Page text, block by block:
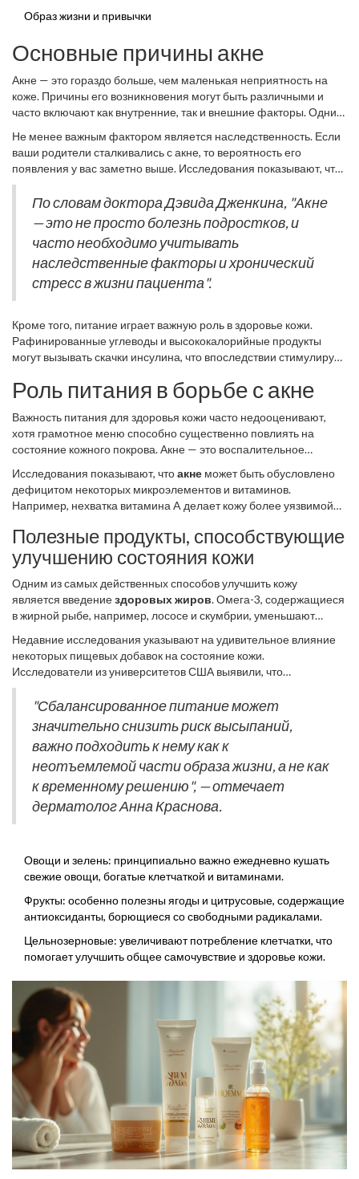
Образ жизни и привычки
Основные причины акне
Акне — это гораздо больше, чем маленькая неприятность на
коже. Причины его возникновения могут быть различными и
часто включают как внутренние, так и внешние факторы. Одним
особенно в периоды полового созревания или при некоторых
эндокринных нарушениях. В этот период организм активно
производит гормон андростендион, который влияет на
становится благоприятной средой для размножения бактерий,
что и приводит к воспалению кожи.
Не менее важным фактором является наследственность. Если
ваши родители сталкивались с акне, то вероятность его
появления у вас заметно выше. Исследования показывают, что
генетический фон оказывает значительное воздействие на
активность сальных желез и склонность к воспалению. Помимо
этого, стрессовые ситуации также могут становиться
катализатором появления акне. Стресс приводит к выбросу
гормонов, таких как кортизол, который способствует усиленной
работе сальных желез.
По словам доктора Дэвида Дженкина, "Акне
— это не просто болезнь подростков, и
часто необходимо учитывать
наследственные факторы и хронический
стресс в жизни пациента".
Кроме того, питание играет важную роль в здоровье кожи.
Рафинированные углеводы и высококалорийные продукты
могут вызывать скачки инсулина, что впоследствии стимулирует
связывают употребление молочных продуктов и сахара с
увеличением риска появления акне. Склонность вашей кожи к
воспалениям часто определяется образом жизни.
Неправильный уход, использование агрессивных средств или
чрезмерное увлечение косметикой могут усугубить проблему.
Необходимо учитывать все факторы, чтобы борьба с акне
приносила результат.
Роль питания в борьбе с акне
Важность питания для здоровья кожи часто недооценивают,
хотя грамотное меню способно существенно повлиять на
состояние кожного покрова. Акне — это воспалительное
воспаление, является неправильное питание. Чрезмерное
употребление углеводов, например, сладостей и белого хлеба,
способствует повышению уровня инсулина в крови, что, в свою
очередь, ускоряет процесс выработки кожного сала. Избыток
сала закупоривает поры, что и приводит к образованию акне.
Исследования показывают, чтоакне может быть обусловлено
дефицитом некоторых микроэлементов и витаминов.
Например, нехватка витамина A делает кожу более уязвимой
противовоспалительным эффектом. Многие замечали
улучшение состояния кожи при включении в рацион большего
количества фруктов и овощей. Именно аскорбиновая кислота
отвечает за поддержание иммунитета кожи и защиты её от
внешних агрессий.
Полезные продукты, способствующие
улучшению состояния кожи
Одним из самых действенных способов улучшить кожу
является введениездоровых жиров. Омега-3, содержащиеся
в жирной рыбе, например, лососе и скумбрии, уменьшают
авокадо и оливковое масло, так как они богаты полезными
жирами, которые поддерживают баланс липидов на коже.
Недавние исследования указывают на удивительное влияние
некоторых пищевых добавок на состояние кожи.
Исследователи из университетов США выявили, что
регулярный прием пробиотиков улучшает барьерную функцию
кожи и способствует уменьшению высыпаний.
"Сбалансированное питание может
значительно снизить риск высыпаний,
важно подходить к нему как к
неотъемлемой части образа жизни, а не как
к временному решению", — отмечает
дерматолог Анна Краснова.
Овощи и зелень: принципиально важно ежедневно кушать
свежие овощи, богатые клетчаткой и витаминами.
Фрукты: особенно полезны ягоды и цитрусовые, содержащие
антиоксиданты, борющиеся со свободными радикалами.
Цельнозерновые: увеличивают потребление клетчатки, что
помогает улучшить общее самочувствие и здоровье кожи.